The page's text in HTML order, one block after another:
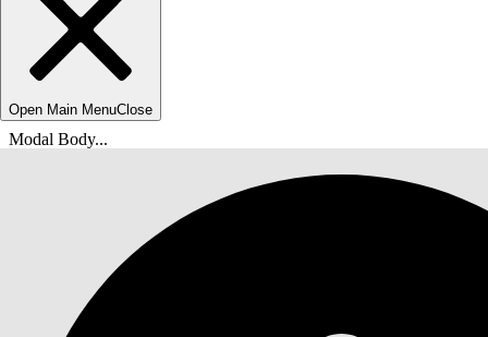
Open Main MenuClose
Modal Body...